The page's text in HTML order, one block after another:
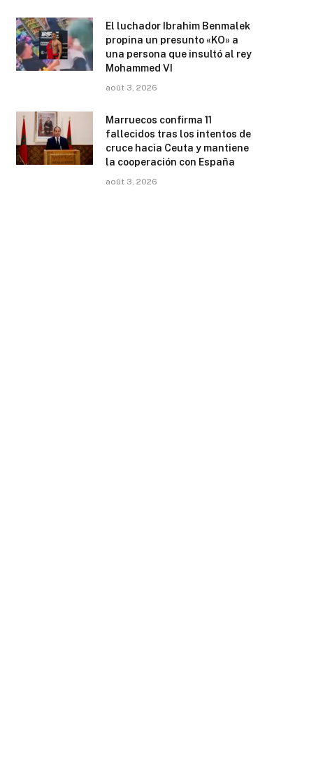
El luchador Ibrahim Benmalek
propina un presunto «KO» a
una persona que insultó al rey
Mohammed VI
août 3, 2026
Marruecos confirma 11
fallecidos tras los intentos de
cruce hacia Ceuta y mantiene
la cooperación con España
août 3, 2026